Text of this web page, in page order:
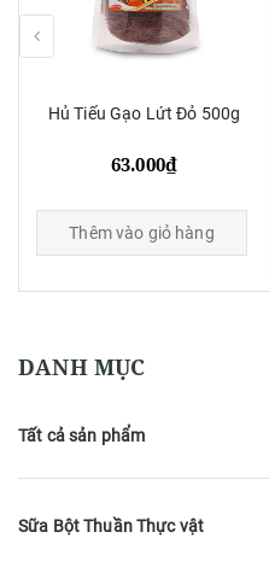
Hủ Tiếu Gạo Lứt Đỏ 500g
63.000₫
Thêm vào giỏ hàng
DANH MỤC
Tất cả sản phẩm
Sữa Bột Thuần Thực vật